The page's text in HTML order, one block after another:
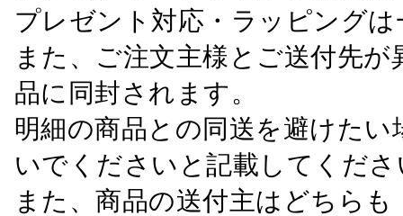
プレゼント対応・ラッピング
また、ご注文主様とご送付先
品に同封されます。
明細の商品との同送を避けた
いでくださいと記載してくださ
また、商品の送付主はどちら